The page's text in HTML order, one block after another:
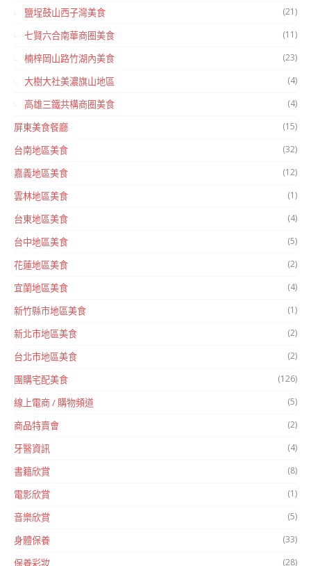
鹽埕鼓山西子灣美食 (21)
七賢六合南華商圈美食 (11)
楠梓岡山路竹湖內美食 (23)
大樹大社美濃旗山地區 (4)
高雄三鐵共構商圈美食 (4)
屏東美食餐廳 (15)
台南地區美食 (32)
嘉義地區美食 (12)
雲林地區美食 (1)
台東地區美食 (4)
台中地區美食 (5)
花蓮地區美食 (2)
宜蘭地區美食 (4)
新竹縣市地區美食 (1)
新北市地區美食 (2)
台北市地區美食 (2)
團購宅配美食 (126)
線上電商 / 購物頻道 (5)
商品特賣會 (2)
牙醫資訊 (4)
書籍欣賞 (8)
電影欣賞 (1)
音樂欣賞 (5)
身體保養 (33)
保養彩妝 (28)